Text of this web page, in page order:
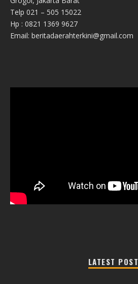
Telp 021 – 505 15022
Hp : 0821 1369 9627
Email: beritadaerahterkini@gmail.com
LATEST POST